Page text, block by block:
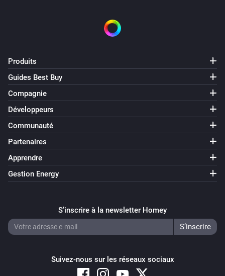
Produits
Guides Best Buy
Compagnie
Développeurs
Communauté
Partenaires
Apprendre
Gestion Energy
S’inscrire à la newsletter Homey
Suivez-nous sur les réseaux sociaux